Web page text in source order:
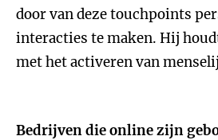
door van deze touchpoints
interacties te maken. Hij
met het activeren van
Bedrijven die online zijn